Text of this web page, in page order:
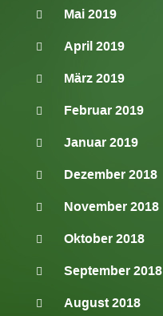
Mai 2019
April 2019
März 2019
Februar 2019
Januar 2019
Dezember 2018
November 2018
Oktober 2018
September 2018
August 2018